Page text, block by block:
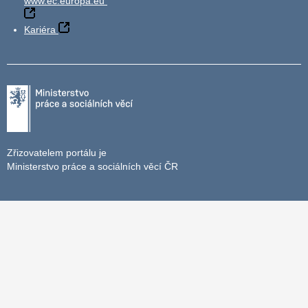
Kariéra
Zřizovatelem portálu je
Ministerstvo práce a sociálních věcí ČR